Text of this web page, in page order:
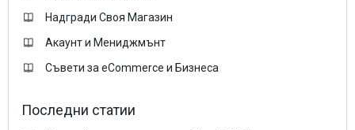
Надгради Своя Магазин
Акаунт и Мениджмънт
Съвети за eCommerce и Бизнеса
Последни статии